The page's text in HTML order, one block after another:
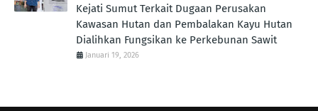
Kejati Sumut Terkait Dugaan Perusakan
Kawasan Hutan dan Pembalakan Kayu Hutan
Dialihkan Fungsikan ke Perkebunan Sawit
Januari 19, 2026